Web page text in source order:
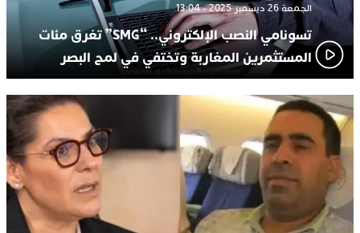
الجمعة 26 ديسمبر 2025 - 13:04
تسونامي النصب الإلكتروني.. “SMG” تغرق مئات
المستثمرين المغاربة وتختفي في لمح البصر